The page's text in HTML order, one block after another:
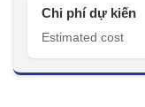
Chi phí dự kiến
Estimated cost